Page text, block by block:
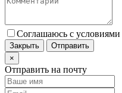
Соглашаюсь с условиями
Закрыть
Отправить
×
Отправить на почту